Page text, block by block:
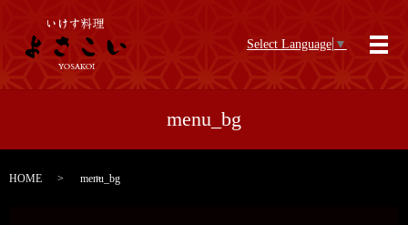
Select Language ▼
メ
menu_bg
HOME menu_bg